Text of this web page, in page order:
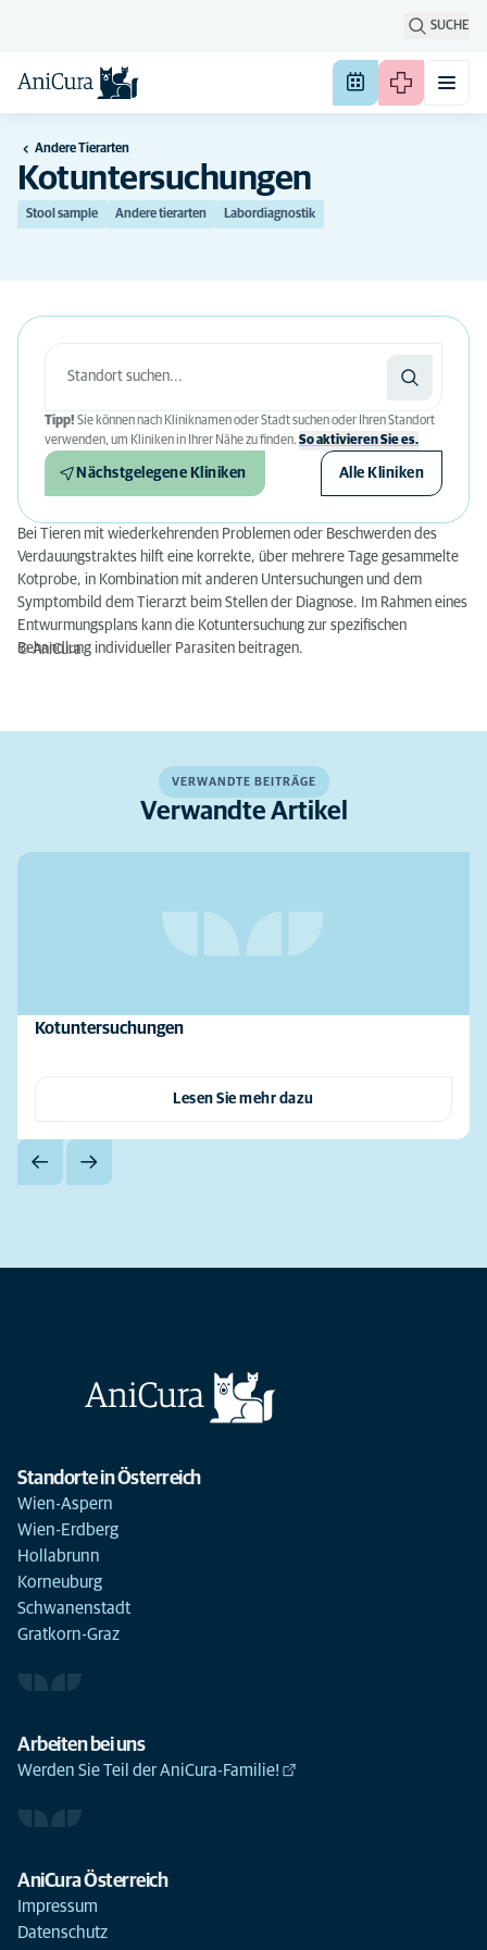
SUCHE
Andere Tierarten
Kotuntersuchungen
Stool sample Andere tierarten Labordiagnostik
Tipp! Sie können nach Kliniknamen oder Stadt suchen oder Ihren Standort
verwenden, um Kliniken in Ihrer Nähe zu finden. So aktivieren Sie es.
Nächstgelegene Kliniken Alle Kliniken
Bei Tieren mit wiederkehrenden Problemen oder Beschwerden des
Verdauungstraktes hilft eine korrekte, über mehrere Tage gesammelte
Kotprobe, in Kombination mit anderen Untersuchungen und dem
Symptombild dem Tierarzt beim Stellen der Diagnose. Im Rahmen eines
Entwurmungsplans kann die Kotuntersuchung zur spezifischen
Behandlung individueller Parasiten beitragen.
© AniCura
VERWANDTE BEITRÄGE
Verwandte Artikel
Kotuntersuchungen
Lesen Sie mehr dazu
Standorte in Österreich
Wien-Aspern
Wien-Erdberg
Hollabrunn
Korneuburg
Schwanenstadt
Gratkorn-Graz
Arbeiten bei uns
Werden Sie Teil der AniCura-Familie!
AniCura Österreich
Impressum
Datenschutz